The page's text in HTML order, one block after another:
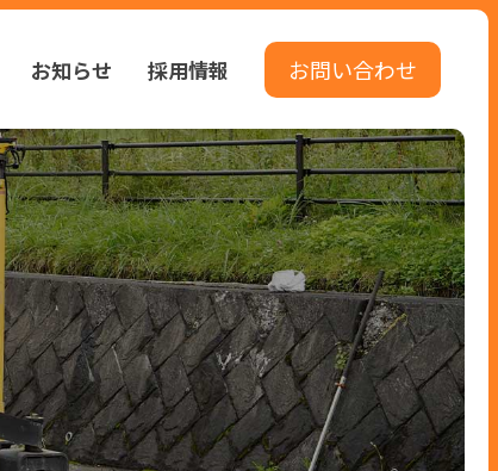
お知らせ 採用情報 お問い合わせ